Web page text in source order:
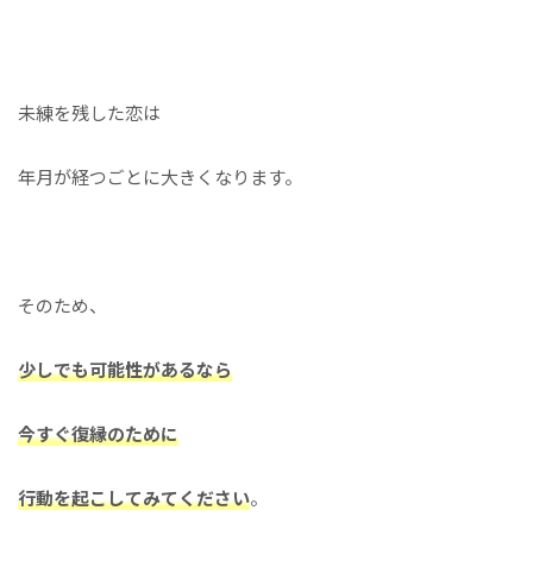
未練を残した恋は
年月が経つごとに大きくなります。
そのため、
少しでも可能性があるなら
今すぐ復縁のために
行動を起こしてみてください。